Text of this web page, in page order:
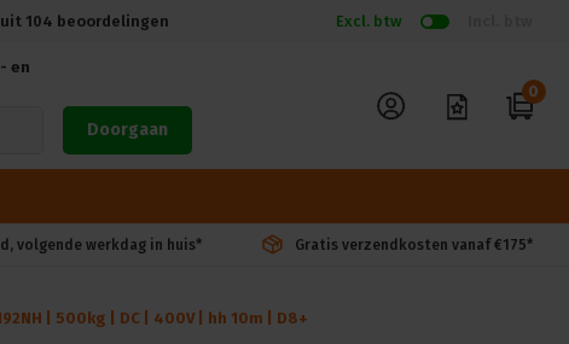
uit 104 beoordelingen Excl. btw
en
Doorgaan
0
volgende werkdag in huis* Gratis verzendkosten vanaf €175*
| 500kg | DC | 400V | hh 10m | D8+